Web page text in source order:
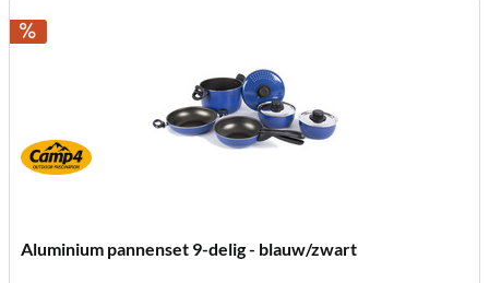
Aluminium pannenset 9-delig - blauw/zwart